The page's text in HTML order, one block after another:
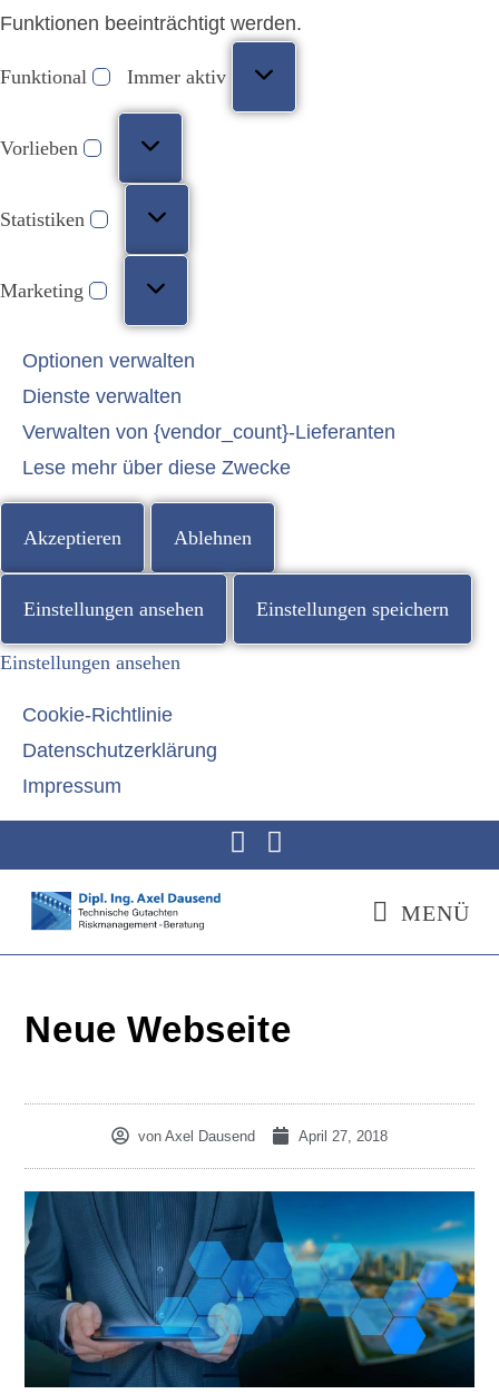
Funktionen beeinträchtigt werden.
Funktional Immer aktiv
Vorlieben
Statistiken
Marketing
Optionen verwalten
Dienste verwalten
Verwalten von {vendor_count}-Lieferanten
Lese mehr über diese Zwecke
Akzeptieren Ablehnen
Einstellungen ansehen Einstellungen speichern
Einstellungen ansehen
Cookie-Richtlinie
Datenschutzerklärung
Impressum
MENÜ
Neue Webseite
von Axel Dausend April 27, 2018